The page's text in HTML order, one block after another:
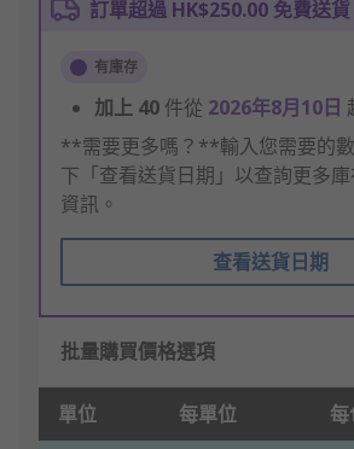
訂單超過 HK$250.00 免費送貨
有庫存
加上 40 件從 2026年8月10日
**需要更多嗎？**輸入您需要的
下「查看送貨日期」以查詢更多
資訊。
查看送貨日期
批量購買價格選項
單位 每單位